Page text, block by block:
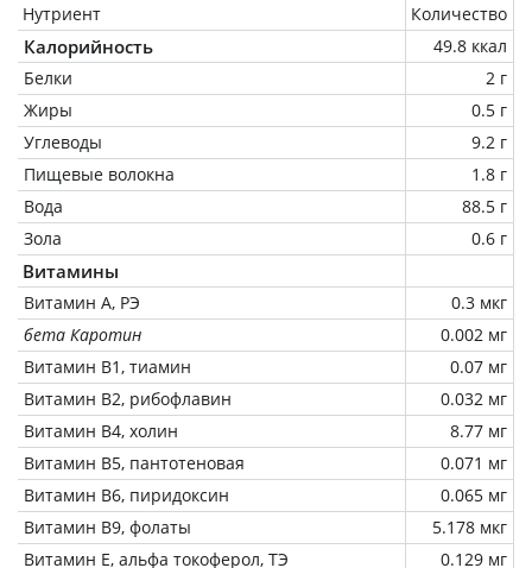
Нутриент
Количество
Калорийность
49.8 ккал
Белки
2 г
Жиры
0.5 г
Углеводы
9.2 г
Пищевые волокна
1.8 г
Вода
88.5 г
Зола
0.6 г
Витамины
Витамин А, РЭ
0.3 мкг
бета Каротин
0.002 мг
Витамин В1, тиамин
0.07 мг
Витамин В2, рибофлавин
0.032 мг
Витамин В4, холин
8.77 мг
Витамин В5, пантотеновая
0.071 мг
Витамин В6, пиридоксин
0.065 мг
Витамин В9, фолаты
5.178 мкг
Витамин Е, альфа токоферол, ТЭ
0.129 мг